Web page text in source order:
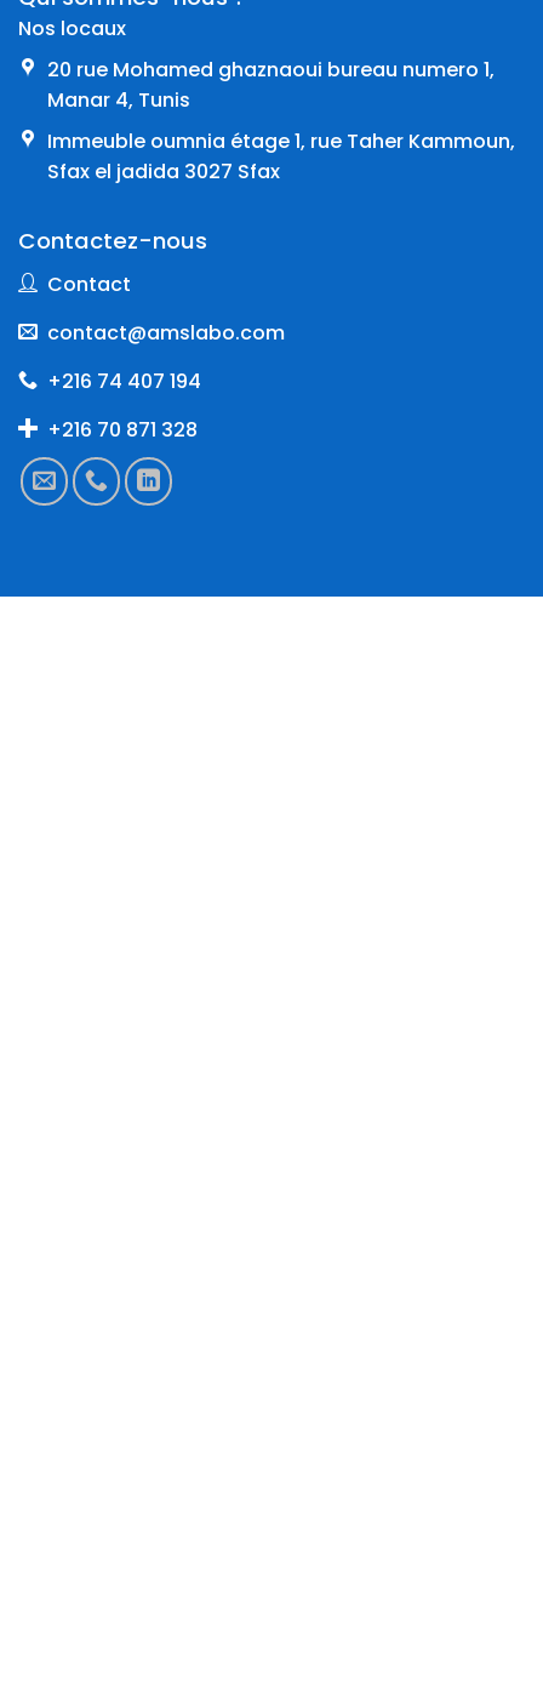
Nos locaux
20 rue Mohamed ghaznaoui bureau numero 1,
Manar 4, Tunis
Immeuble oumnia étage 1, rue Taher Kammoun,
Sfax el jadida 3027 Sfax
Contactez-nous
Contact
contact@amslabo.com
+216 74 407 194
+216 70 871 328